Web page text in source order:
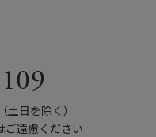
日を除く）
遠慮ください